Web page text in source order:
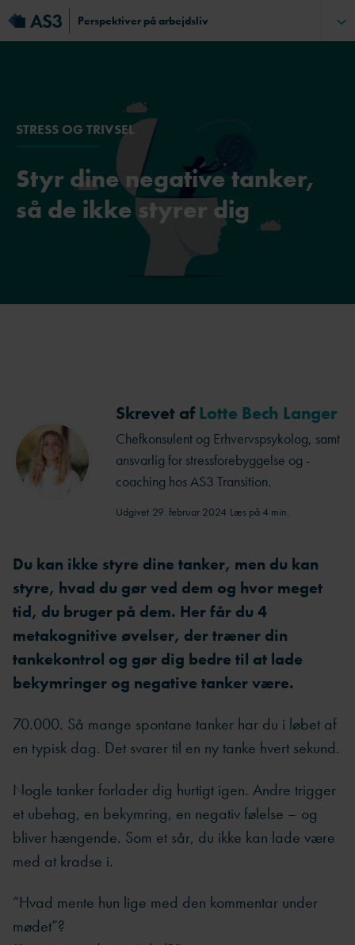
Perspektiver på arbejdsliv
STRESS OG TRIVSEL
Styr dine negative tanker,
så de ikke styrer dig
Skrevet af Lotte Bech Langer
Chefkonsulent og Erhvervspsykolog, samt
ansvarlig for stressforebyggelse og -
coaching hos AS3 Transition.
Udgivet 29. februar 2024 Læs på 4 min.
Du kan ikke styre dine tanker, men du kan
styre, hvad du gør ved dem og hvor meget
tid, du bruger på dem. Her får du 4
metakognitive øvelser, der træner din
tankekontrol og gør dig bedre til at lade
bekymringer og negative tanker være.
70.000. Så mange spontane tanker har du i løbet af
en typisk dag. Det svarer til en ny tanke hvert sekund.
Nogle tanker forlader dig hurtigt igen. Andre trigger
et ubehag, en bekymring, en negativ følelse – og
bliver hængende. Som et sår, du ikke kan lade være
med at kradse i.
“Hvad mente hun lige med den kommentar under
mødet”?